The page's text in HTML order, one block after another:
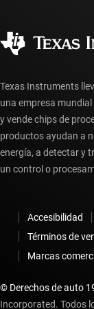
Preguntas
Texas Instruments
una empresa
y vende chips de
productos ayudan a
energía, a detectar y
un control o
Accesibilidad
Términos de
Marcas
© Derechos de auto
Incorporated. Todos